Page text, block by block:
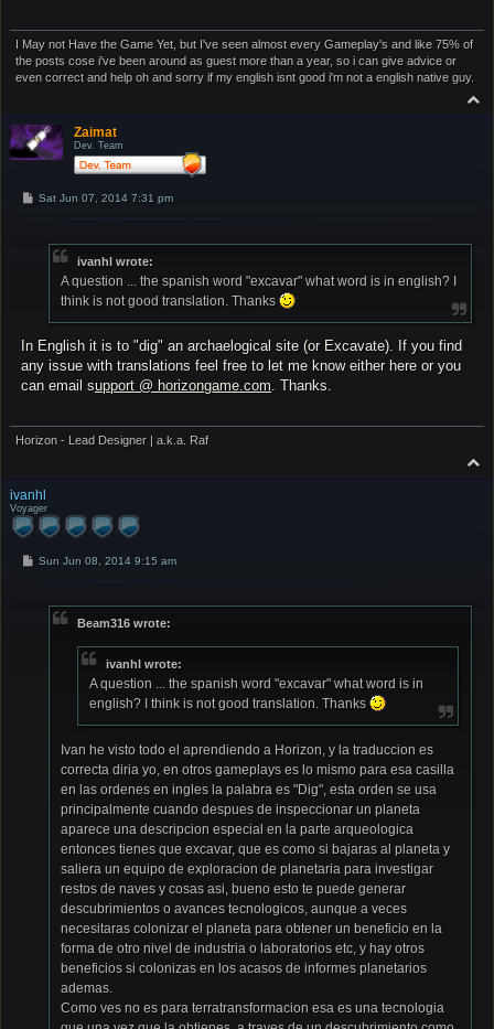
I May not Have the Game Yet, but I've seen almost every Gameplay's and like 75% of
the posts cose i've been around as guest more than a year, so i can give advice or
even correct and help oh and sorry if my english isnt good i'm not a english native guy.
o
Zaimat
Dev. Team
PSat Jun 07, 2014 7:31 pm
ivanhl wrote:
A question ... the spanish word "excavar" what word is in english? I
think is not good translation. Thanks
In English it is to "dig" an archaelogical site (or Excavate). If you find
any issue with translations feel free to let me know either here or you
can email support @ horizongame.com. Thanks.
Horizon - Lead Designer | a.k.a. Raf
o
ivanhl
Voyager
PSun Jun 08, 2014 9:15 am
Beam316 wrote:
ivanhl wrote:
A question ... the spanish word "excavar" what word is in
english? I think is not good translation. Thanks
Ivan he visto todo el aprendiendo a Horizon, y la traduccion es
correcta diria yo, en otros gameplays es lo mismo para esa casilla
en las ordenes en ingles la palabra es "Dig", esta orden se usa
principalmente cuando despues de inspeccionar un planeta
aparece una descripcion especial en la parte arqueologica
entonces tienes que excavar, que es como si bajaras al planeta y
saliera un equipo de exploracion de planetaria para investigar
restos de naves y cosas asi, bueno esto te puede generar
descubrimientos o avances tecnologicos, aunque a veces
necesitaras colonizar el planeta para obtener un beneficio en la
forma de otro nivel de industria o laboratorios etc, y hay otros
beneficios si colonizas en los acasos de informes planetarios
ademas.
Como ves no es para terratransformacion esa es una tecnologia